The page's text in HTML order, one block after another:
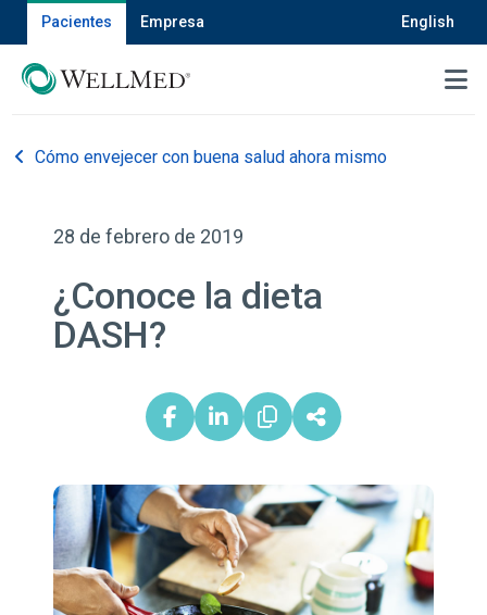
Pacientes Empresa English
MENU
Cómo envejecer con buena salud ahora mismo
28 de febrero de 2019
¿Conoce la dieta
DASH?